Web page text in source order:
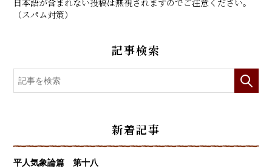
（スパム対策）
記事検索
新着記事
平人気象論篇 第十八